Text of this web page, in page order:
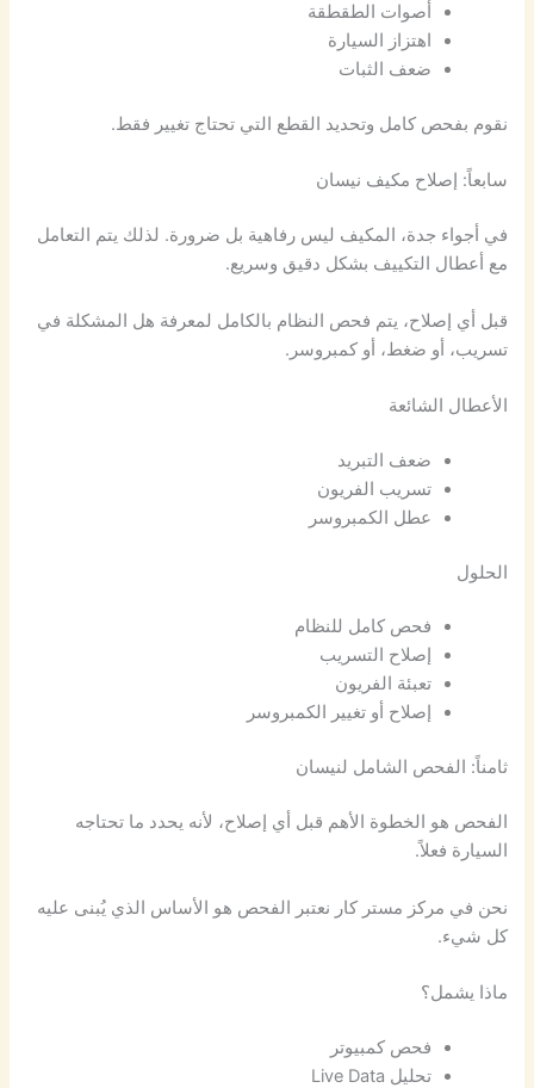
أصوات الطقطقة
اهتزاز السيارة
ضعف الثبات
نقوم بفحص كامل وتحديد القطع التي تحتاج تغيير فقط.
سابعاً: إصلاح مكيف نيسان
في أجواء جدة، المكيف ليس رفاهية بل ضرورة. لذلك يتم التعامل
مع أعطال التكييف بشكل دقيق وسريع.
قبل أي إصلاح، يتم فحص النظام بالكامل لمعرفة هل المشكلة في
تسريب، أو ضغط، أو كمبروسر.
الأعطال الشائعة
ضعف التبريد
تسريب الفريون
عطل الكمبروسر
الحلول
فحص كامل للنظام
إصلاح التسريب
تعبئة الفريون
إصلاح أو تغيير الكمبروسر
ثامناً: الفحص الشامل لنيسان
الفحص هو الخطوة الأهم قبل أي إصلاح، لأنه يحدد ما تحتاجه
السيارة فعلاً.
نحن في مركز مستر كار نعتبر الفحص هو الأساس الذي يُبنى عليه
كل شيء.
ماذا يشمل؟
فحص كمبيوتر
تحليل Live Data